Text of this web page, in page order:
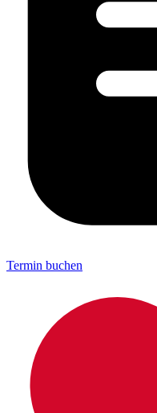
Termin buchen